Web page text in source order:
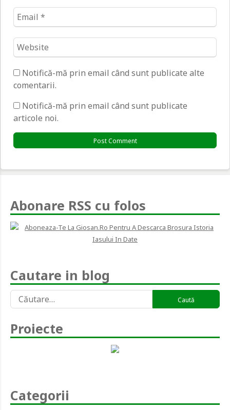
Email
*
Website
*
Notifică-mă prin email când sunt publicate alte
comentarii.
Notifică-mă prin email când sunt publicate
articole noi.
Abonare RSS cu folos
Cautare in blog
după:
Proiecte
Categorii